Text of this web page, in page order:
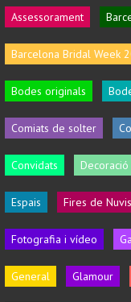
Assessorament
Barcelona Bridal Week
Bodes originals
Comiats de solter
Convidats
Espais Fires de Nuvis
Fotografia i vídeo
General Glamour